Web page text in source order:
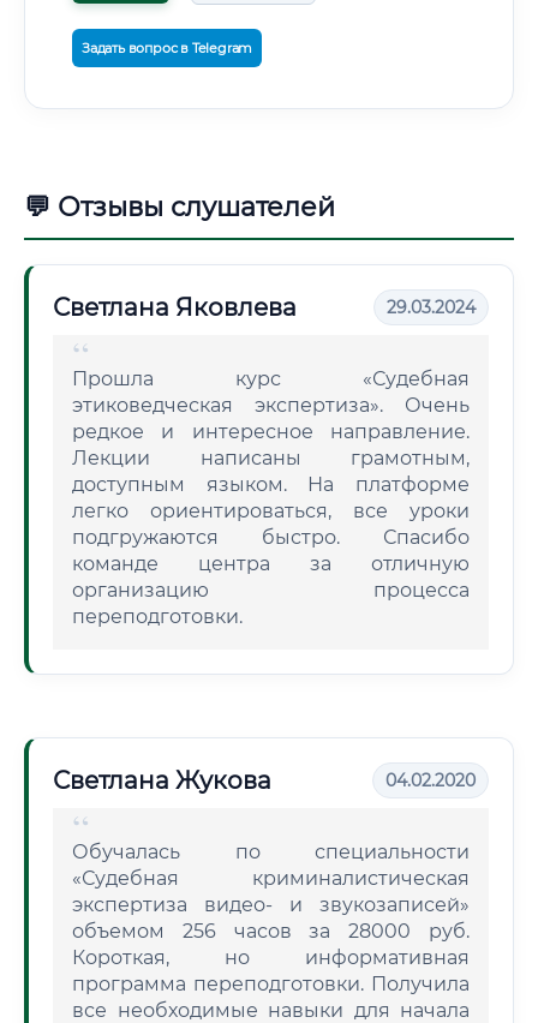
Задать вопрос в Telegram
💬 Отзывы слушателей
Светлана Яковлева 29.03.2024
Прошла курс «Судебная
этиковедческая экспертиза». Очень
редкое и интересное направление.
Лекции написаны грамотным,
доступным языком. На платформе
легко ориентироваться, все уроки
подгружаются быстро. Спасибо
команде центра за отличную
организацию процесса
переподготовки.
Светлана Жукова 04.02.2020
Обучалась по специальности
«Судебная криминалистическая
экспертиза видео- и звукозаписей»
объемом 256 часов за 28000 руб.
Короткая, но информативная
программа переподготовки. Получила
все необходимые навыки для начала